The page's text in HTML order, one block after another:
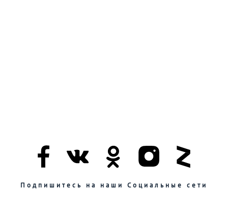
Подпишитесь на наши Социальные сети